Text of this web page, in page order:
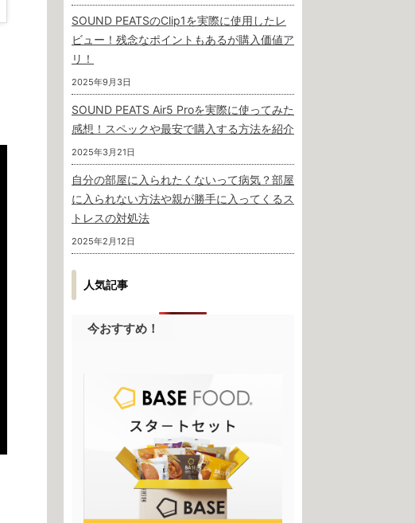
SOUND PEATSのClip1を実際に使用したレ
ビュー！残念なポイントもあるが購入価値ア
リ！
2025年9月3日
SOUND PEATS Air5 Proを実際に使ってみた
感想！スペックや最安で購入する方法を紹介
2025年3月21日
自分の部屋に入られたくないって病気？部屋
に入られない方法や親が勝手に入ってくるス
トレスの対処法
2025年2月12日
人気記事
今おすすめ！